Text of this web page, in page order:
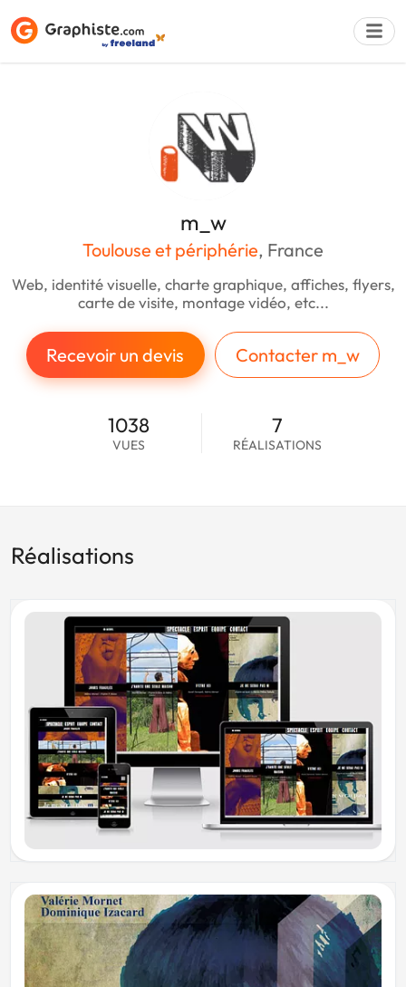
m_w
Toulouse et périphérie, France
Web, identité visuelle, charte graphique, affiches, flyers,
carte de visite, montage vidéo, etc...
Recevoir un devis Contacter m_w
1038
VUES
7
RÉALISATIONS
Réalisations